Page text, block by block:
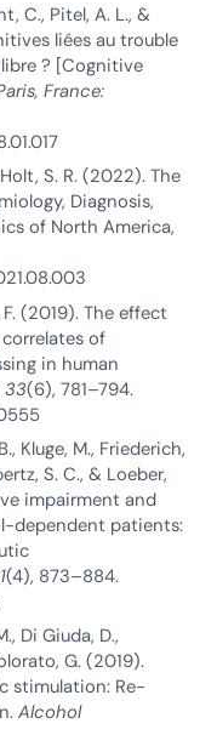
C., Pitel, A. L., &
liées au trouble
? [Cognitive
France:
S. R. (2022). The
Diagnosis,
of North America,
F. (2019). The effect
of
in human
33(6), 781–794.
Kluge, M., Friederich,
S. C., & Loeber,
impairment and
dependent patients:
(4), 873–884.
Di Giuda, D.,
G. (2019).
stimulation: Re-
Alcohol